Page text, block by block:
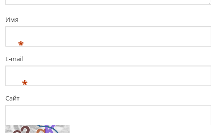
Имя
*
E-mail
*
Сайт